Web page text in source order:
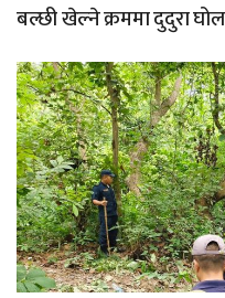
बल्छी खेल्ने क्रममा दुदुरा